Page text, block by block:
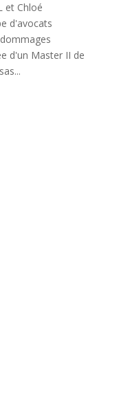
et Chloé
d'avocats
d'un Master II de